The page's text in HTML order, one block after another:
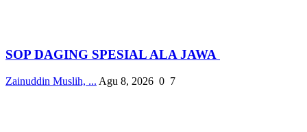
SOP DAGING SPESIAL ALA JAWA
Zainuddin Muslih, ... Agu 8, 2026 0 7